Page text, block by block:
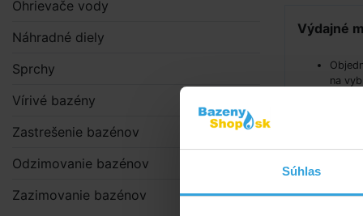
Súhlas
Výdajné
na
Ohrievače vody
Náhradné diely
Sprchy
Vírivé bazény
Zastrešenie bazénov
Odzimovanie bazénov
Zazimovanie bazénov